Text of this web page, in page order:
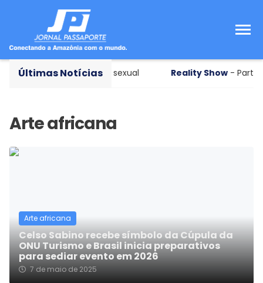
Últimas Notícias
Rio de janeiro por abuso sexual Reality Show-
Arte africana
Celso Sabino recebe símbolo da Cúpula da
ONU Turismo e Brasil inicia preparativos
para sediar evento em 2026
7 de maio de 2025